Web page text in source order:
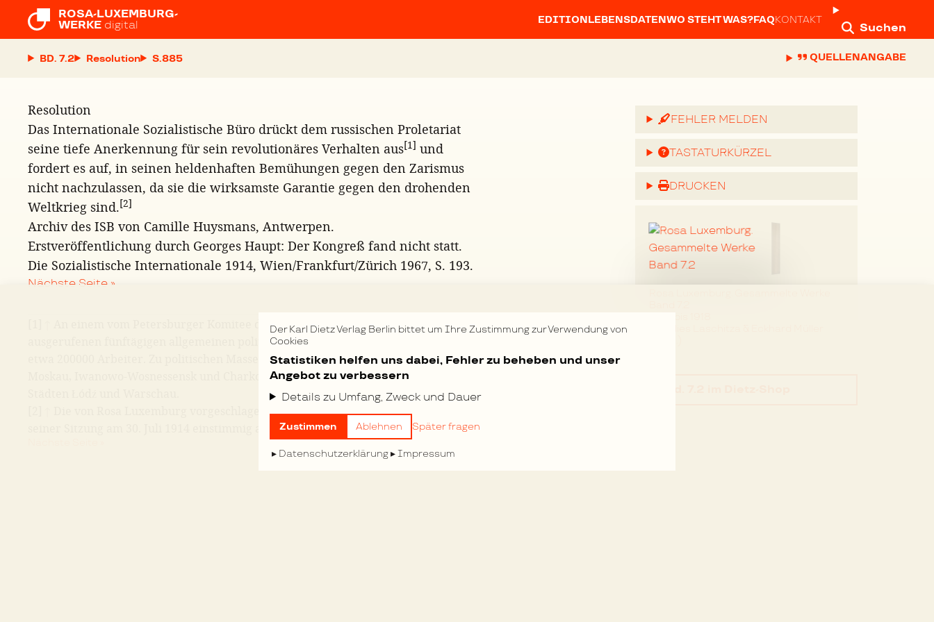
Der Karl Dietz Verlag Berlin bittet um Ihre Zustimmung zur Verwendung von
Cookies
Statistiken helfen uns dabei, Fehler zu beheben und unser
Angebot zu verbessern
Details zu Umfang, Zweck und Dauer
Zustimmen Ablehnen Später fragen
Datenschutzerklärung Impressum
ROSA-LUXEMBURG-
WERKE digital EDITIONLEBENSDATENWO STEHT WAS?FAQKONTAKT
Suchen
BD. 7.2 Resolution S. QUELLENANGABE
Resolution
Das Internationale Sozialistische Büro drückt dem russischen Proletariat
seine tiefe Anerkennung für sein revolutionäres Verhalten aus[1] und
fordert es auf, in seinen heldenhaften Bemühungen gegen den Zarismus
nicht nachzulassen, da sie die wirksamste Garantie gegen den drohenden
Weltkrieg sind.[2]
Archiv des ISB von Camille Huysmans, Antwerpen.
Erstveröffentlichung durch Georges Haupt: Der Kongreß fand nicht statt.
Die Sozialistische Internationale 1914, Wien/Frankfurt/Zürich 1967, S. 193.
Nächste Seite »
An einem vom Petersburger Komitee der SDAPR am 20. Juli 1914
ausgerufenen fünftägigen allgemeinen politischen Streik beteiligten sich
etwa 200000 Arbeiter. Zu politischen Massenstreiks kam es ferner in
Moskau, Iwanowo-Wosnessensk und Charkow sowie in den polnischen
Die von Rosa Luxemburg vorgeschlagene Resolution wurde vom ISB in
seiner Sitzung am 30. Juli 1914 einstimmig angenommen.
FEHLER MELDEN
TASTATURKÜRZEL
DRUCKEN